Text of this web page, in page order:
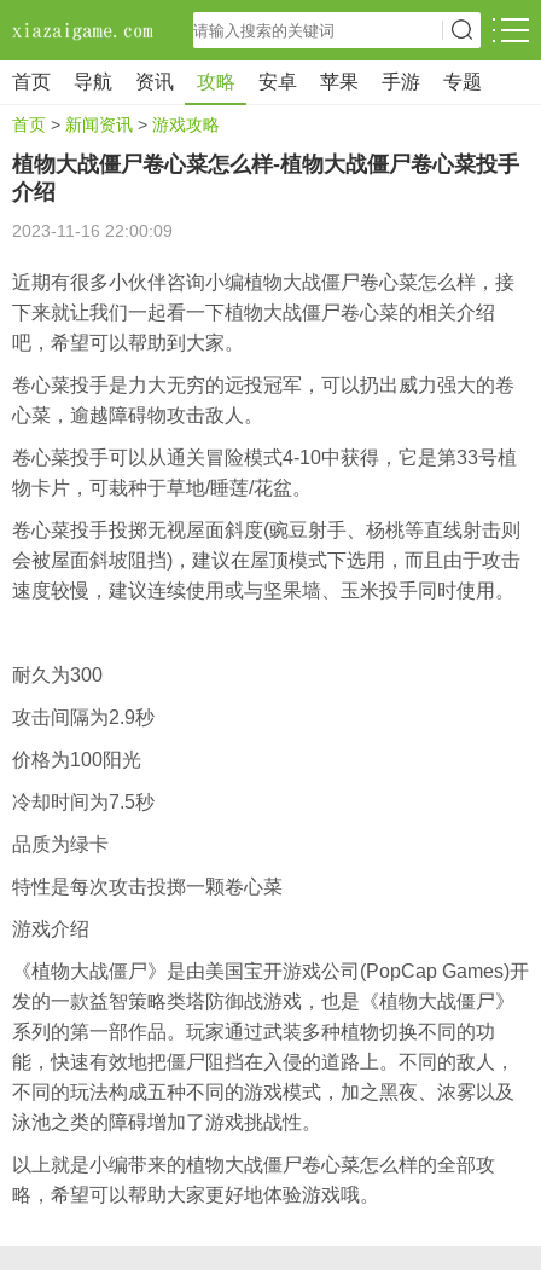
首页 导航 资讯 攻略 安卓 苹果 手游 专题
首页 > 新闻资讯 > 游戏攻略
植物大战僵尸卷心菜怎么样-植物大战僵尸卷心菜投手
介绍
2023-11-16 22:00:09
近期有很多小伙伴咨询小编植物大战僵尸卷心菜怎么样，接
下来就让我们一起看一下植物大战僵尸卷心菜的相关介绍
吧，希望可以帮助到大家。
卷心菜投手是力大无穷的远投冠军，可以扔出威力强大的卷
心菜，逾越障碍物攻击敌人。
卷心菜投手可以从通关冒险模式4-10中获得，它是第33号植
物卡片，可栽种于草地/睡莲/花盆。
卷心菜投手投掷无视屋面斜度(豌豆射手、杨桃等直线射击则
会被屋面斜坡阻挡)，建议在屋顶模式下选用，而且由于攻击
速度较慢，建议连续使用或与坚果墙、玉米投手同时使用。
耐久为300
攻击间隔为2.9秒
价格为100阳光
冷却时间为7.5秒
品质为绿卡
特性是每次攻击投掷一颗卷心菜
游戏介绍
《植物大战僵尸》是由美国宝开游戏公司(PopCap Games)开
发的一款益智策略类塔防御战游戏，也是《植物大战僵尸》
系列的第一部作品。玩家通过武装多种植物切换不同的功
能，快速有效地把僵尸阻挡在入侵的道路上。不同的敌人，
不同的玩法构成五种不同的游戏模式，加之黑夜、浓雾以及
泳池之类的障碍增加了游戏挑战性。
以上就是小编带来的植物大战僵尸卷心菜怎么样的全部攻
略，希望可以帮助大家更好地体验游戏哦。